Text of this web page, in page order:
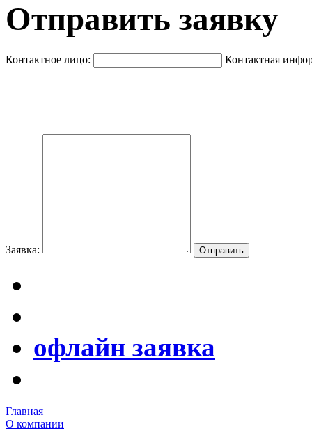
Отправить заявку
Контактное лицо: Контактная
Заявка:
офлайн заявка
Главная
О компании